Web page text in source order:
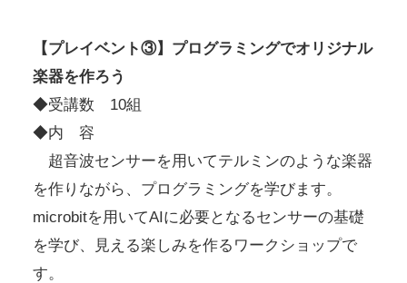
【プレイベント③】プログラミングでオリジナル
楽器を作ろう
◆受講数 10組
◆内 容
超音波センサーを用いてテルミンのような楽器
を作りながら、プログラミングを学びます。
microbitを用いてAIに必要となるセンサーの基礎
を学び、見える楽しみを作るワークショップで
す。